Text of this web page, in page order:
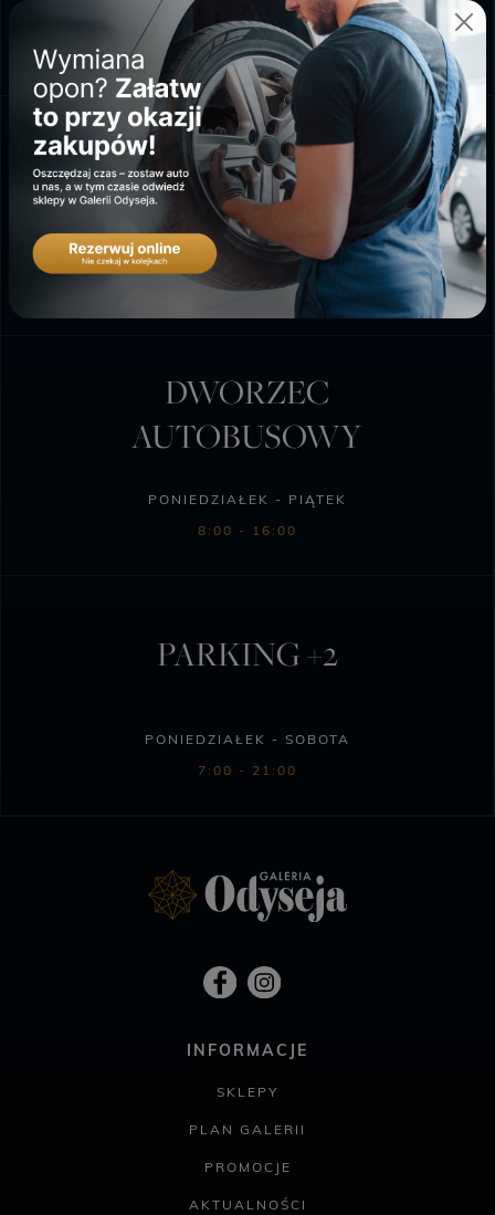
NIEDZIELA HANDLOWA
10:00 - 18:00
SKLEP BIEDRONKA
PONIEDZIAŁEK - SOBOTA
6:00 - 23:00
DWORZEC
AUTOBUSOWY
PONIEDZIAŁEK - PIĄTEK
8:00 - 16:00
PARKING +2
PONIEDZIAŁEK - SOBOTA
7:00 - 21:00
INFORMACJE
SKLEPY
PLAN GALERII
PROMOCJE
AKTUALNOŚCI